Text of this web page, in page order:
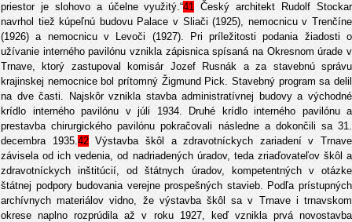
priestor je slohovo a účelne využitý.“41 Český architekt Rudolf Stockar
navrhol tiež kúpeľnú budovu Palace v Sliači (1925), nemocnicu v Trenčíne
(1926) a nemocnicu v Levoči (1927). Pri príležitosti podania žiadosti o
užívanie interného pavilónu vznikla zápisnica spísaná na Okresnom úrade v
Trnave, ktorý zastupoval komisár Jozef Rusnák a za stavebnú správu
krajinskej nemocnice bol prítomný Žigmund Pick. Stavebný program sa delil
na dve časti. Najskôr vznikla stavba administratívnej budovy a východné
krídlo interného pavilónu v júli 1934. Druhé krídlo interného pavilónu a
prestavba chirurgického pavilónu pokračovali následne a dokončili sa 31.
decembra 1935.42Výstavba škôl a zdravotníckych zariadení v Trnave
závisela od ich vedenia, od nadriadených úradov, teda zriaďovateľov škôl a
zdravotníckych inštitúcií, od štátnych úradov, kompetentných v otázke
štátnej podpory budovania verejne prospešných stavieb. Podľa prístupných
archívnych materiálov vidno, že výstavba škôl sa v Trnave i trnavskom
okrese naplno rozprúdila až v roku 1927, keď vznikla prvá novostavba